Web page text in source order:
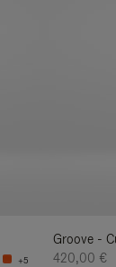
+5
Groove -
420,00 €